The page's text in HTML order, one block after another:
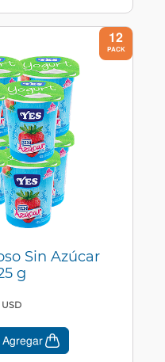
12
PACK
Sin Azúcar
g
USD
Agregar